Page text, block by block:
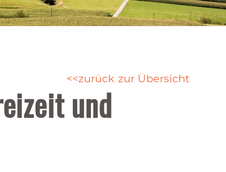
zurück zur Übersicht
und